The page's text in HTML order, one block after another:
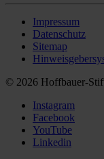
Impressum
Datenschutz
Sitemap
© 2026 Hoffbauer-
Instagram
Facebook
YouTube
Linkedin